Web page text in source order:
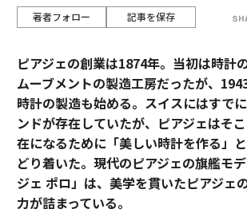
著者フォロー 記事を保存
ピアジェの創業は1874年。当初は時計
ムーブメントの製造工房だったが、
時計の製造も始める。スイスにはすで
ンドが存在していたが、ピアジェはそ
在になるために「美しい時計を作る」
どり着いた。現代のピアジェの旗艦モ
ジェ ポロ」は、美学を貫いたピアジェ
力が詰まっている。